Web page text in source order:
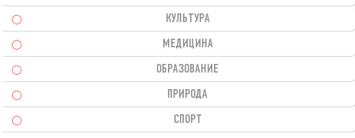
КУЛЬТУРА
МЕДИЦИНА
ОБРАЗОВАНИЕ
ПРИРОДА
СПОРТ